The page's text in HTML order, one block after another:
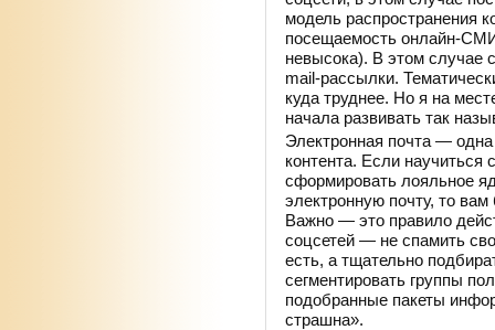
модель распространения
посещаемость онлайн-
невысока). В этом случае
mail-рассылки.
куда труднее. Но я на
начала развивать так
Электронная почта —
контента. Если научиться
сформировать лояльное
электронную почту, то
Важно — это правило
соцсетей — не спамить
есть, а тщательно
сегментировать группы
подобранные пакеты
страшна».